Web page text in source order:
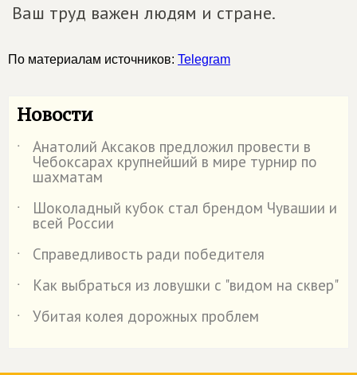
Ваш труд важен людям и стране.
По материалам источников: Telegram
Новости
˙ Анатолий Аксаков предложил провести в
Чебоксарах крупнейший в мире турнир по
шахматам
˙
Шоколадный кубок стал брендом Чувашии и
всей России
˙
Справедливость ради победителя
˙
Как выбраться из ловушки с "видом на сквер"
˙
Убитая колея дорожных проблем